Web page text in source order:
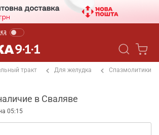
тракт Для желудка Спазмолитики
в Сваляве
05:15